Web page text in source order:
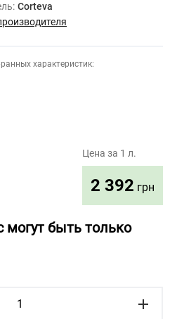
Corteva
характеристик:
Цена за 1 л.
2 392 грн
быть только